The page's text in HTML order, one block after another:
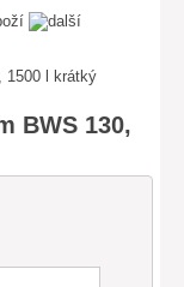
BWS 130,